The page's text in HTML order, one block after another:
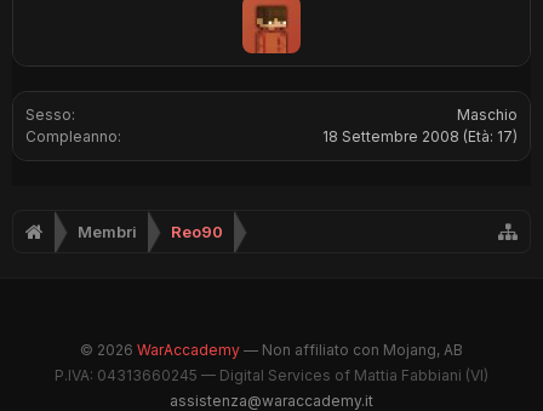
Sesso:
Maschio
Compleanno:
18 Settembre 2008 (Età: 17)
Membri Reo90
© 2026 WarAccademy — Non affiliato con Mojang, AB
P.IVA: 04313660245 — Digital Services of Mattia Fabbiani (VI)
assistenza@waraccademy.it